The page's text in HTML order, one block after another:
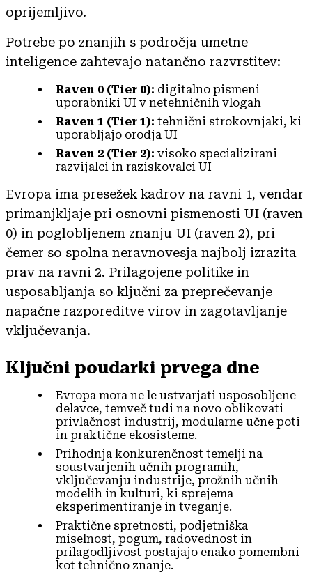
oprijemljivo.
Potrebe po znanjih s področja umetne
inteligence zahtevajo natančno razvrstitev:
Raven 0 (Tier 0): digitalno pismeni
uporabniki UI v netehničnih vlogah
Raven 1 (Tier 1): tehnični strokovnjaki, ki
uporabljajo orodja UI
Raven 2 (Tier 2): visoko specializirani
razvijalci in raziskovalci UI
Evropa ima presežek kadrov na ravni 1, vendar
primanjkljaje pri osnovni pismenosti UI (raven
0) in poglobljenem znanju UI (raven 2), pri
čemer so spolna neravnovesja najbolj izrazita
prav na ravni 2. Prilagojene politike in
usposabljanja so ključni za preprečevanje
napačne razporeditve virov in zagotavljanje
vključevanja.
Ključni poudarki prvega dne
Evropa mora ne le ustvarjati usposobljene
delavce, temveč tudi na novo oblikovati
privlačnost industrij, modularne učne poti
in praktične ekosisteme.
Prihodnja konkurenčnost temelji na
soustvarjenih učnih programih,
vključevanju industrije, prožnih učnih
modelih in kulturi, ki sprejema
eksperimentiranje in tveganje.
Praktične spretnosti, podjetniška
miselnost, pogum, radovednost in
prilagodljivost postajajo enako pomembni
kot tehnično znanje.